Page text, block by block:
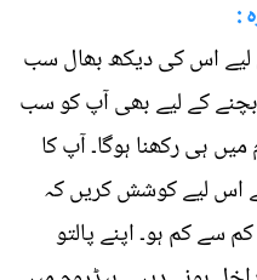
:
لیے اس کی دیکھ بھال سب
کے لیے بھی آپ کو سب
ہی رکھنا ہوگا۔ آپ کا
اس لیے کوشش کریں کہ
سے کم ہو۔ اپنے پالتو